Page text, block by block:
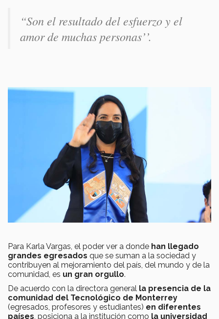
“Son el resultado del esfuerzo y el
amor de muchas personas’’.
Para Karla Vargas, el poder ver a donde han llegado
grandes egresados que se suman a la sociedad y
contribuyen al mejoramiento del país, del mundo y de la
comunidad, es un gran orgullo.
De acuerdo con la directora general la presencia de la
comunidad del Tecnológico de Monterrey
(egresados, profesores y estudiantes) en diferentes
países, posiciona a la institución como la universidad